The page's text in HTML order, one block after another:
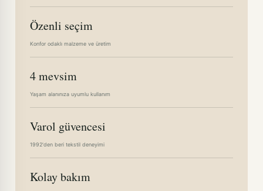
Özenli seçim
Konfor odaklı malzeme ve üretim
4 mevsim
Yaşam alanınıza uyumlu kullanım
Varol güvencesi
1992'den beri tekstil deneyimi
Kolay bakım